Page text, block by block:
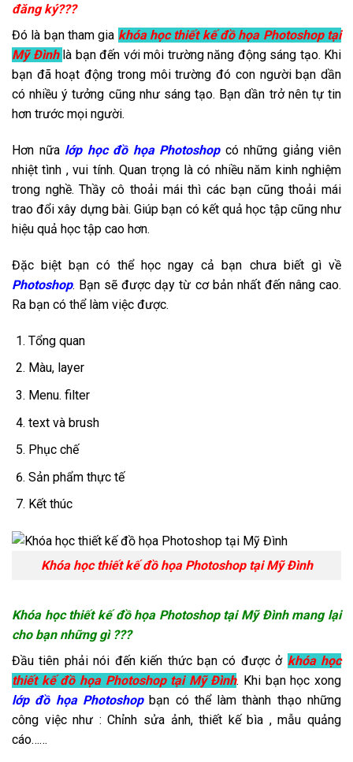
đăng ký???
Đó là bạn tham gia khóa học thiết kế đồ họa Photoshop tại
Mỹ Đình là bạn đến với môi trường năng động sáng tạo. Khi
bạn đã hoạt động trong môi trường đó con người bạn dần
có nhiều ý tưởng cũng như sáng tạo. Bạn dần trở nên tự tin
hơn trước mọi người.
Hơn nữalớp học đồ họa Photoshopcó những giảng viên
nhiệt tình , vui tính. Quan trọng là có nhiều năm kinh nghiệm
trong nghề. Thầy cô thoải mái thì các bạn cũng thoải mái
trao đổi xây dựng bài. Giúp bạn có kết quả học tập cũng như
hiệu quả học tập cao hơn.
Đặc biệt bạn có thể học ngay cả bạn chưa biết gì về
Photoshop. Bạn sẽ được dạy từ cơ bản nhất đến nâng cao.
Ra bạn có thể làm việc được.
Tổng quan
Màu, layer
Menu. filter
text và brush
Phục chế
Sản phẩm thực tế
Kết thúc
Khóa học thiết kế đồ họa Photoshop tại Mỹ Đình
Khóa học thiết kế đồ họa Photoshop tại Mỹ Đình mang lại
cho bạn những gì ???
Đầu tiên phải nói đến kiến thức bạn có được ở khóa học
thiết kế đồ họa Photoshop tại Mỹ Đình. Khi bạn học xong
lớp đồ họa Photoshopbạn có thể làm thành thạo những
công việc như : Chỉnh sửa ảnh, thiết kế bìa , mẫu quảng
cáo……